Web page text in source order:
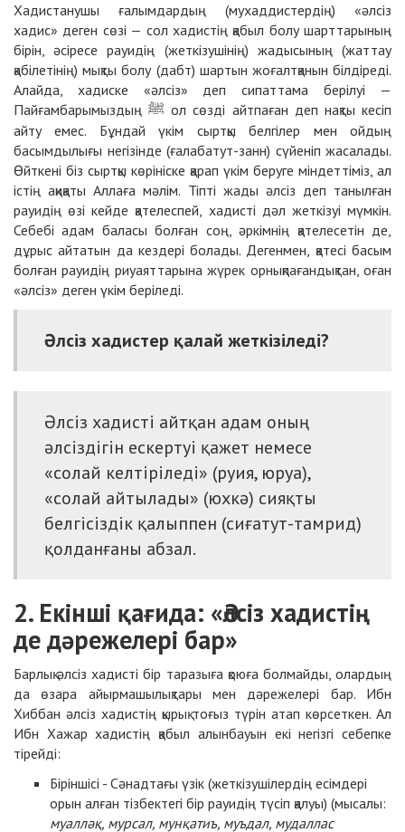
Хадистанушы ғалымдардың (мухаддистердің) «әлсіз
хадис» деген сөзі — сол хадистің қабыл болу шарттарының
бірін, әсіресе рауидің (жеткізушінің) жадысының (жаттау
қабілетінің) мықты болу (дабт) шартын жоғалтқанын білдіреді.
Алайда, хадиске «әлсіз» деп сипаттама берілуі —
Пайғамбарымыздың
ﷺол сөзді айтпаған деп нақты кесіп
айту емес. Бұндай үкім сыртқы белгілер мен ойдың
басымдылығы негізінде (ғалабатут-занн) сүйеніп жасалады.
Өйткені біз сыртқы көрініске қарап үкім беруге міндеттіміз, ал
істің ақиқаты Аллаға мәлім. Тіпті жады әлсіз деп танылған
рауидің өзі кейде қателеспей, хадисті дәл жеткізуі мүмкін.
Себебі адам баласы болған соң, әркімнің қателесетін де,
дұрыс айтатын да кездері болады. Дегенмен, қатесі басым
болған рауидің риуаяттарына жүрек орнықпағандықтан, оған
«әлсіз» деген үкім беріледі.
Әлсіз хадистер қалай жеткізіледі?
Әлсіз хадисті айтқан адам оның
әлсіздігін ескертуі қажет немесе
«солай келтіріледі» (руия, юруа),
«солай айтылады» (юхкә) сияқты
белгісіздік қалыппен (сиғатут-тамрид)
қолданғаны абзал.
2. Екінші қағида: «Әлсіз хадистің
де дәрежелері бар»
Барлық әлсіз хадисті бір таразыға қоюға болмайды, олардың
да өзара айырмашылықтары мен дәрежелері бар. Ибн
Хиббан әлсіз хадистің қырық тоғыз түрін атап көрсеткен. Ал
Ибн Хажар хадистің қабыл алынбауын екі негізгі себепке
тірейді:
Біріншісі - Сәнадтағы үзік (жеткізушілердің есімдері
орын алған тізбектегі бір рауидің түсіп қалуы) (мысалы:
муалләқ, мурсал, мунқатиъ, муъдал, мудаллас